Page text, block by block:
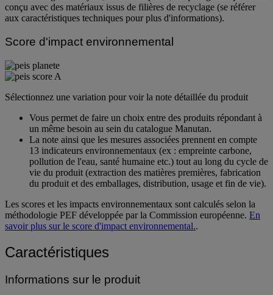
conçu avec des matériaux issus de filières de recyclage (se référer
aux caractéristiques techniques pour plus d'informations).
Score d'impact environnemental
Sélectionnez une variation pour voir la note détaillée du produit
Vous permet de faire un choix entre des produits répondant à
un même besoin au sein du catalogue Manutan.
La note ainsi que les mesures associées prennent en compte
13 indicateurs environnementaux (ex : empreinte carbone,
pollution de l'eau, santé humaine etc.) tout au long du cycle de
vie du produit (extraction des matières premières, fabrication
du produit et des emballages, distribution, usage et fin de vie).
Les scores et les impacts environnementaux sont calculés selon la
méthodologie PEF développée par la Commission européenne. En
savoir plus sur le score d'impact environnemental..
Caractéristiques
Informations sur le produit